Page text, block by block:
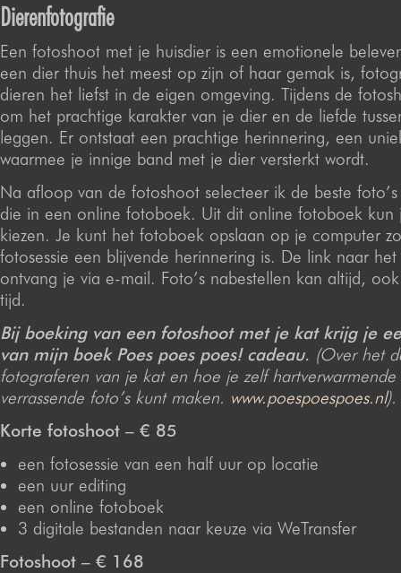
Dierenfotografie
Een fotoshoot met je huisdier is een emotionele
een dier thuis het meest op zijn of haar gemak is,
dieren het liefst in de eigen omgeving. Tijdens de
om het prachtige karakter van je dier en de liefde
leggen. Er ontstaat een prachtige herinnering, een
waarmee je innige band met je dier versterkt wordt.
Na afloop van de fotoshoot selecteer ik de beste
die in een online fotoboek. Uit dit online fotoboek kun
kiezen. Je kunt het fotoboek opslaan op je computer
fotosessie een blijvende herinnering is. De link naar
ontvang je via e-mail. Foto’s nabestellen kan altijd,
tijd.
Bij boeking van een fotoshoot met je kat krijg je
van mijn boek Poes poes poes! cadeau. (Over het
fotograferen van je kat en hoe je zelf hartverwarmende
verrassende foto’s kunt maken. www.poespoespoes.nl).
Korte fotoshoot – € 85
een fotosessie van een half uur op locatie
een uur editing
een online fotoboek
3 digitale bestanden naar keuze via WeTransfer
Fotoshoot – € 168